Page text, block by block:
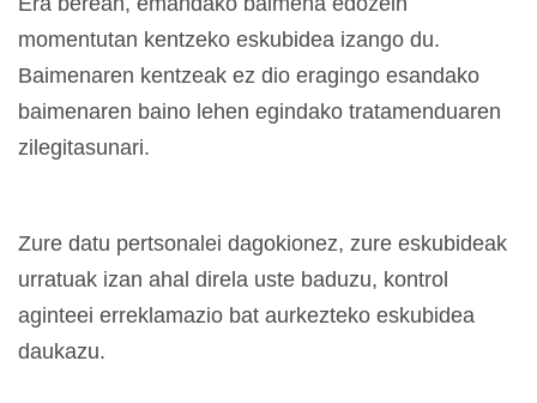
momentutan kentzeko eskubidea izango du.
Baimenaren kentzeak ez dio eragingo esandako
baimenaren baino lehen egindako tratamenduaren
zilegitasunari.
Zure datu pertsonalei dagokionez, zure eskubideak
urratuak izan ahal direla uste baduzu, kontrol
aginteei erreklamazio bat aurkezteko eskubidea
daukazu.